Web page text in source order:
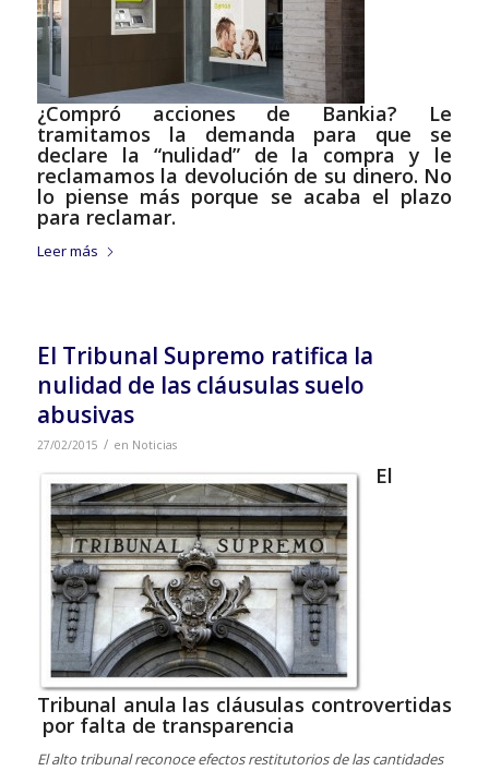
¿Compró acciones de Bankia? Le
tramitamos la demanda para que se
declare la “nulidad” de la compra y le
reclamamos la devolución de su dinero. No
lo piense más porque se acaba el plazo
para reclamar.
Leer más
El Tribunal Supremo ratifica la
nulidad de las cláusulas suelo
abusivas
27/02/2015 / en Noticias
El
Tribunal anula las cláusulas controvertidas
por falta de transparencia
El alto tribunal reconoce efectos restitutorios de las cantidades